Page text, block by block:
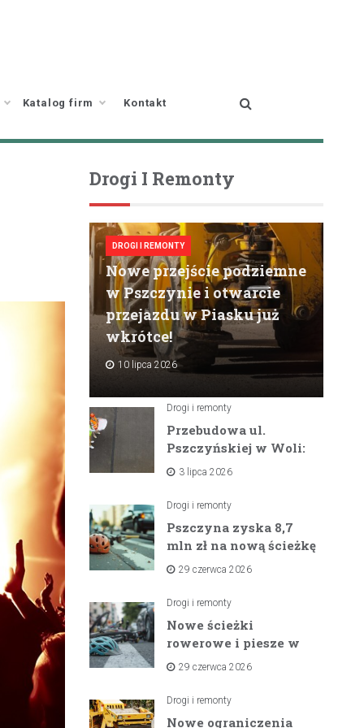
Katalog firm Kontakt
Drogi I Remonty
DROGI I REMONTY
Nowe przejście podziemne
w Pszczynie i otwarcie
przejazdu w Piasku już
wkrótce!
10 lipca 2026
Drogi i remonty
Przebudowa ul.
Pszczyńskiej w Woli:
Wielka inwestycja
horyzoncie
3 lipca 2026
Drogi i remonty
Pszczyna zyska 8,7
mln zł na nową ścieżkę
rowerową między
29 czerwca 2026
Drogi i remonty
Nowe ścieżki
rowerowe i piesze w
gminach Suszec i
unijnemu wsparciu
29 czerwca 2026
Drogi i remonty
Nowe ograniczenia